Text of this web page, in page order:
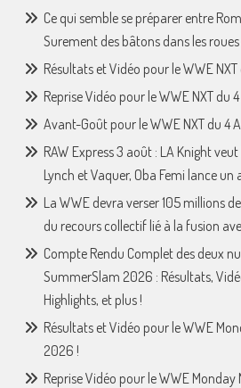
Ce qui semble se préparer entre
Surement des bâtons dans les roues
Résultats et Vidéo pour le WWE
Reprise Vidéo pour le WWE NXT du
Avant-Goût pour le WWE NXT du 4
RAW Express 3 août : LA Knight
Lynch et Vaquer, Oba Femi lance un
La WWE devra verser 105 millions
du recours collectif lié à la fusion
Compte Rendu Complet des deux
SummerSlam 2026 : Résultats,
Highlights, et plus !
Résultats et Vidéo pour le WWE
2026 !
Reprise Vidéo pour le WWE